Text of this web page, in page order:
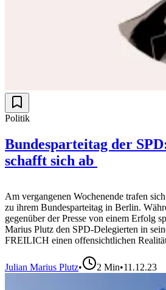
Politik
Bundesparteitag der
schafft sich ab
Am vergangenen Wochenende trafen
zu ihrem Bundesparteitag in Berlin.
gegenüber der Presse von einem Erfolg
Marius Plutz den SPD-Delegierten in
FREILICH einen offensichtlichen
Julian Marius Plutz• 2 Min•11.12.23